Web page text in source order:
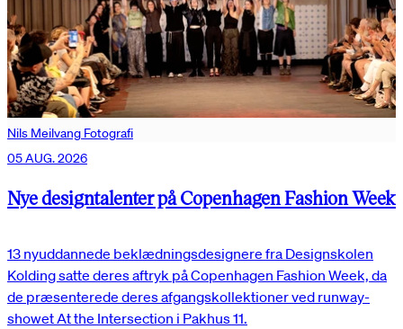
Nils Meilvang Fotografi
05 AUG. 2026
Nye designtalenter på Copenhagen Fashion Week
13 nyuddannede beklædningsdesignere fra Designskolen
Kolding satte deres aftryk på Copenhagen Fashion Week, da
de præsenterede deres afgangskollektioner ved runway-
showet At the Intersection i Pakhus 11.